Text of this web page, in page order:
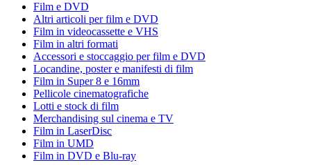
Film e DVD
Altri articoli per film e DVD
Film in videocassette e VHS
Film in altri formati
Accessori e stoccaggio per film e DVD
Locandine, poster e manifesti di film
Film in Super 8 e 16mm
Pellicole cinematografiche
Lotti e stock di film
Merchandising sul cinema e TV
Film in LaserDisc
Film in UMD
Film in DVD e Blu-ray